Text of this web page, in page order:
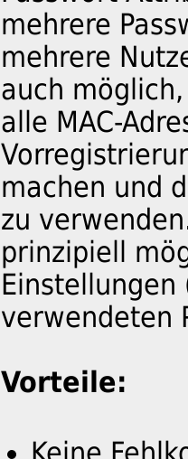
mehrere
mehrere
auch
alle MAC-
machen und
zu
prinzipiell
Einstellungen
verwendeten
Vorteile:
Keine